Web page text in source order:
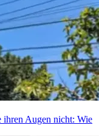
ihren Augen nicht: Wie